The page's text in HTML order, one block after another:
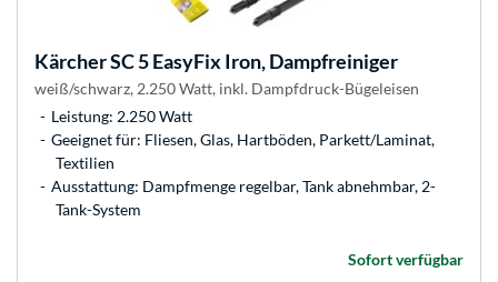
KärcherSC 5 EasyFix Iron, Dampfreiniger
weiß/schwarz, 2.250 Watt, inkl. Dampfdruck-Bügeleisen
Leistung: 2.250 Watt
Geeignet für: Fliesen, Glas, Hartböden, Parkett/Laminat,
Textilien
Ausstattung: Dampfmenge regelbar, Tank abnehmbar, 2-
Tank-System
Sofort verfügbar